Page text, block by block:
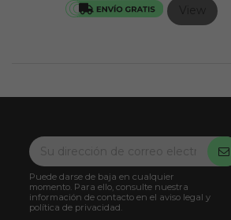
Puede darse de baja en cualquier
momento. Para ello, consulte nuestra
información de contacto en el aviso legal y
política de privacidad.